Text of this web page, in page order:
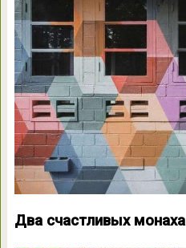
Два счастливых монаха